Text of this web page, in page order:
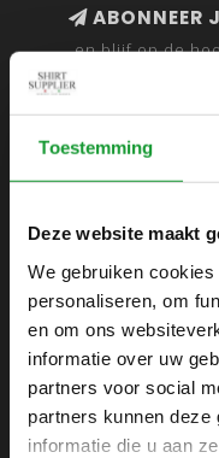
Toestemming
Deze website maakt
We gebruiken
personaliseren, om
en om ons
informatie over uw
partners voor social
partners kunnen deze
informatie die u aan
ABONNEER
en blijf op de